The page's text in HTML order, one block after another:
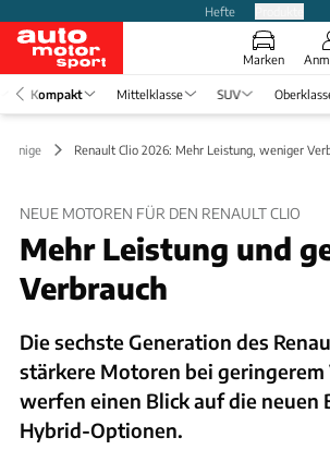
Hefte
Marken
Kompakt Mittelklasse SUV
Renault Clio 2026: Mehr Leistung, weniger
NEUE MOTOREN FÜR DEN RENAULT CLIO
Mehr Leistung und
Verbrauch
Die sechste Generation des
stärkere Motoren bei
werfen einen Blick auf die neuen
Hybrid-Optionen.